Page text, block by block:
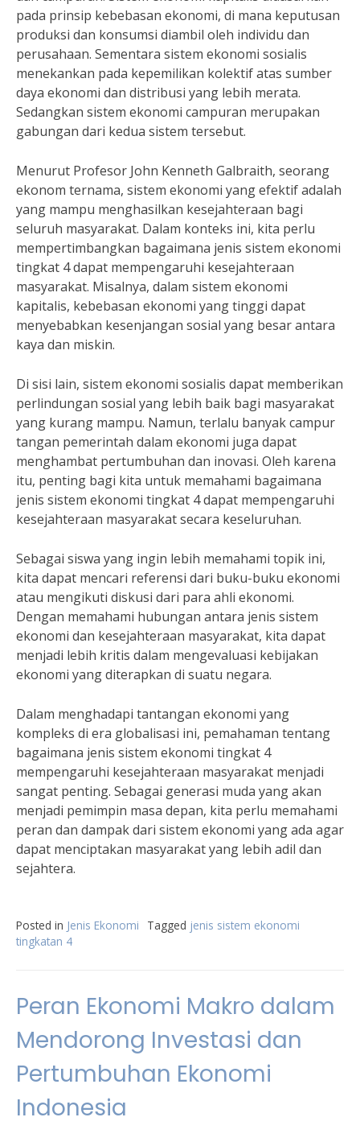
pada prinsip kebebasan ekonomi, di mana keputusan
produksi dan konsumsi diambil oleh individu dan
perusahaan. Sementara sistem ekonomi sosialis
menekankan pada kepemilikan kolektif atas sumber
daya ekonomi dan distribusi yang lebih merata.
Sedangkan sistem ekonomi campuran merupakan
gabungan dari kedua sistem tersebut.
Menurut Profesor John Kenneth Galbraith, seorang
ekonom ternama, sistem ekonomi yang efektif adalah
yang mampu menghasilkan kesejahteraan bagi
seluruh masyarakat. Dalam konteks ini, kita perlu
mempertimbangkan bagaimana jenis sistem ekonomi
tingkat 4 dapat mempengaruhi kesejahteraan
masyarakat. Misalnya, dalam sistem ekonomi
kapitalis, kebebasan ekonomi yang tinggi dapat
menyebabkan kesenjangan sosial yang besar antara
kaya dan miskin.
Di sisi lain, sistem ekonomi sosialis dapat memberikan
perlindungan sosial yang lebih baik bagi masyarakat
yang kurang mampu. Namun, terlalu banyak campur
tangan pemerintah dalam ekonomi juga dapat
menghambat pertumbuhan dan inovasi. Oleh karena
itu, penting bagi kita untuk memahami bagaimana
jenis sistem ekonomi tingkat 4 dapat mempengaruhi
kesejahteraan masyarakat secara keseluruhan.
Sebagai siswa yang ingin lebih memahami topik ini,
kita dapat mencari referensi dari buku-buku ekonomi
atau mengikuti diskusi dari para ahli ekonomi.
Dengan memahami hubungan antara jenis sistem
ekonomi dan kesejahteraan masyarakat, kita dapat
menjadi lebih kritis dalam mengevaluasi kebijakan
ekonomi yang diterapkan di suatu negara.
Dalam menghadapi tantangan ekonomi yang
kompleks di era globalisasi ini, pemahaman tentang
bagaimana jenis sistem ekonomi tingkat 4
mempengaruhi kesejahteraan masyarakat menjadi
sangat penting. Sebagai generasi muda yang akan
menjadi pemimpin masa depan, kita perlu memahami
peran dan dampak dari sistem ekonomi yang ada agar
dapat menciptakan masyarakat yang lebih adil dan
sejahtera.
Posted in Jenis Ekonomi Tagged jenis sistem ekonomi
tingkatan 4
Peran Ekonomi Makro dalam
Mendorong Investasi dan
Pertumbuhan Ekonomi
Indonesia